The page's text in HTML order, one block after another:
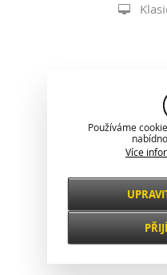
Používáme
Více
Nezbytné
VŽDY AKTIVNÍ
Funkční a